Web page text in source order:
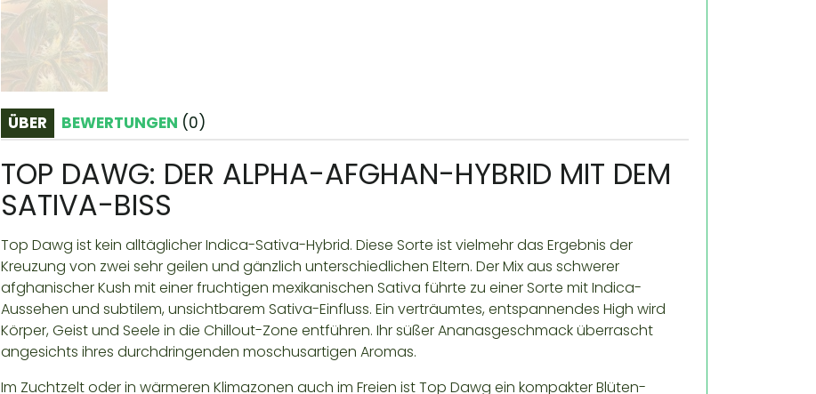
ÜBER BEWERTUNGEN (0)
TOP DAWG: DER ALPHA-AFGHAN-HYBRID MIT DEM
SATIVA-BISS
Top Dawg ist kein alltäglicher Indica-Sativa-Hybrid. Diese Sorte ist vielmehr das Ergebnis der
Kreuzung von zwei sehr geilen und gänzlich unterschiedlichen Eltern. Der Mix aus schwerer
afghanischer Kush mit einer fruchtigen mexikanischen Sativa führte zu einer Sorte mit Indica-
Aussehen und subtilem, unsichtbarem Sativa-Einfluss. Ein verträumtes, entspannendes High wird
Körper, Geist und Seele in die Chillout-Zone entführen. Ihr süßer Ananasgeschmack überrascht
angesichts ihres durchdringenden moschusartigen Aromas.
Im Zuchtzelt oder in wärmeren Klimazonen auch im Freien ist Top Dawg ein kompakter Blüten-